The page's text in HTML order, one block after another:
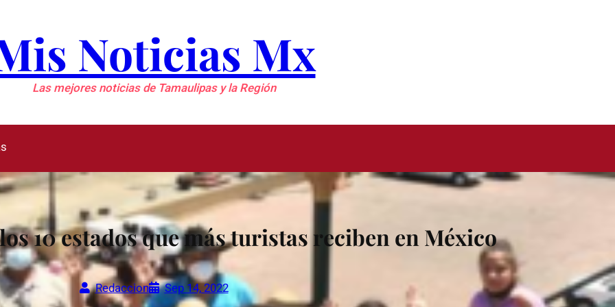
Noticias Mx
Las mejores noticias de Tamaulipas y la Región
10 estados que más turistas reciben en México
Redaccion Sep 14, 2022